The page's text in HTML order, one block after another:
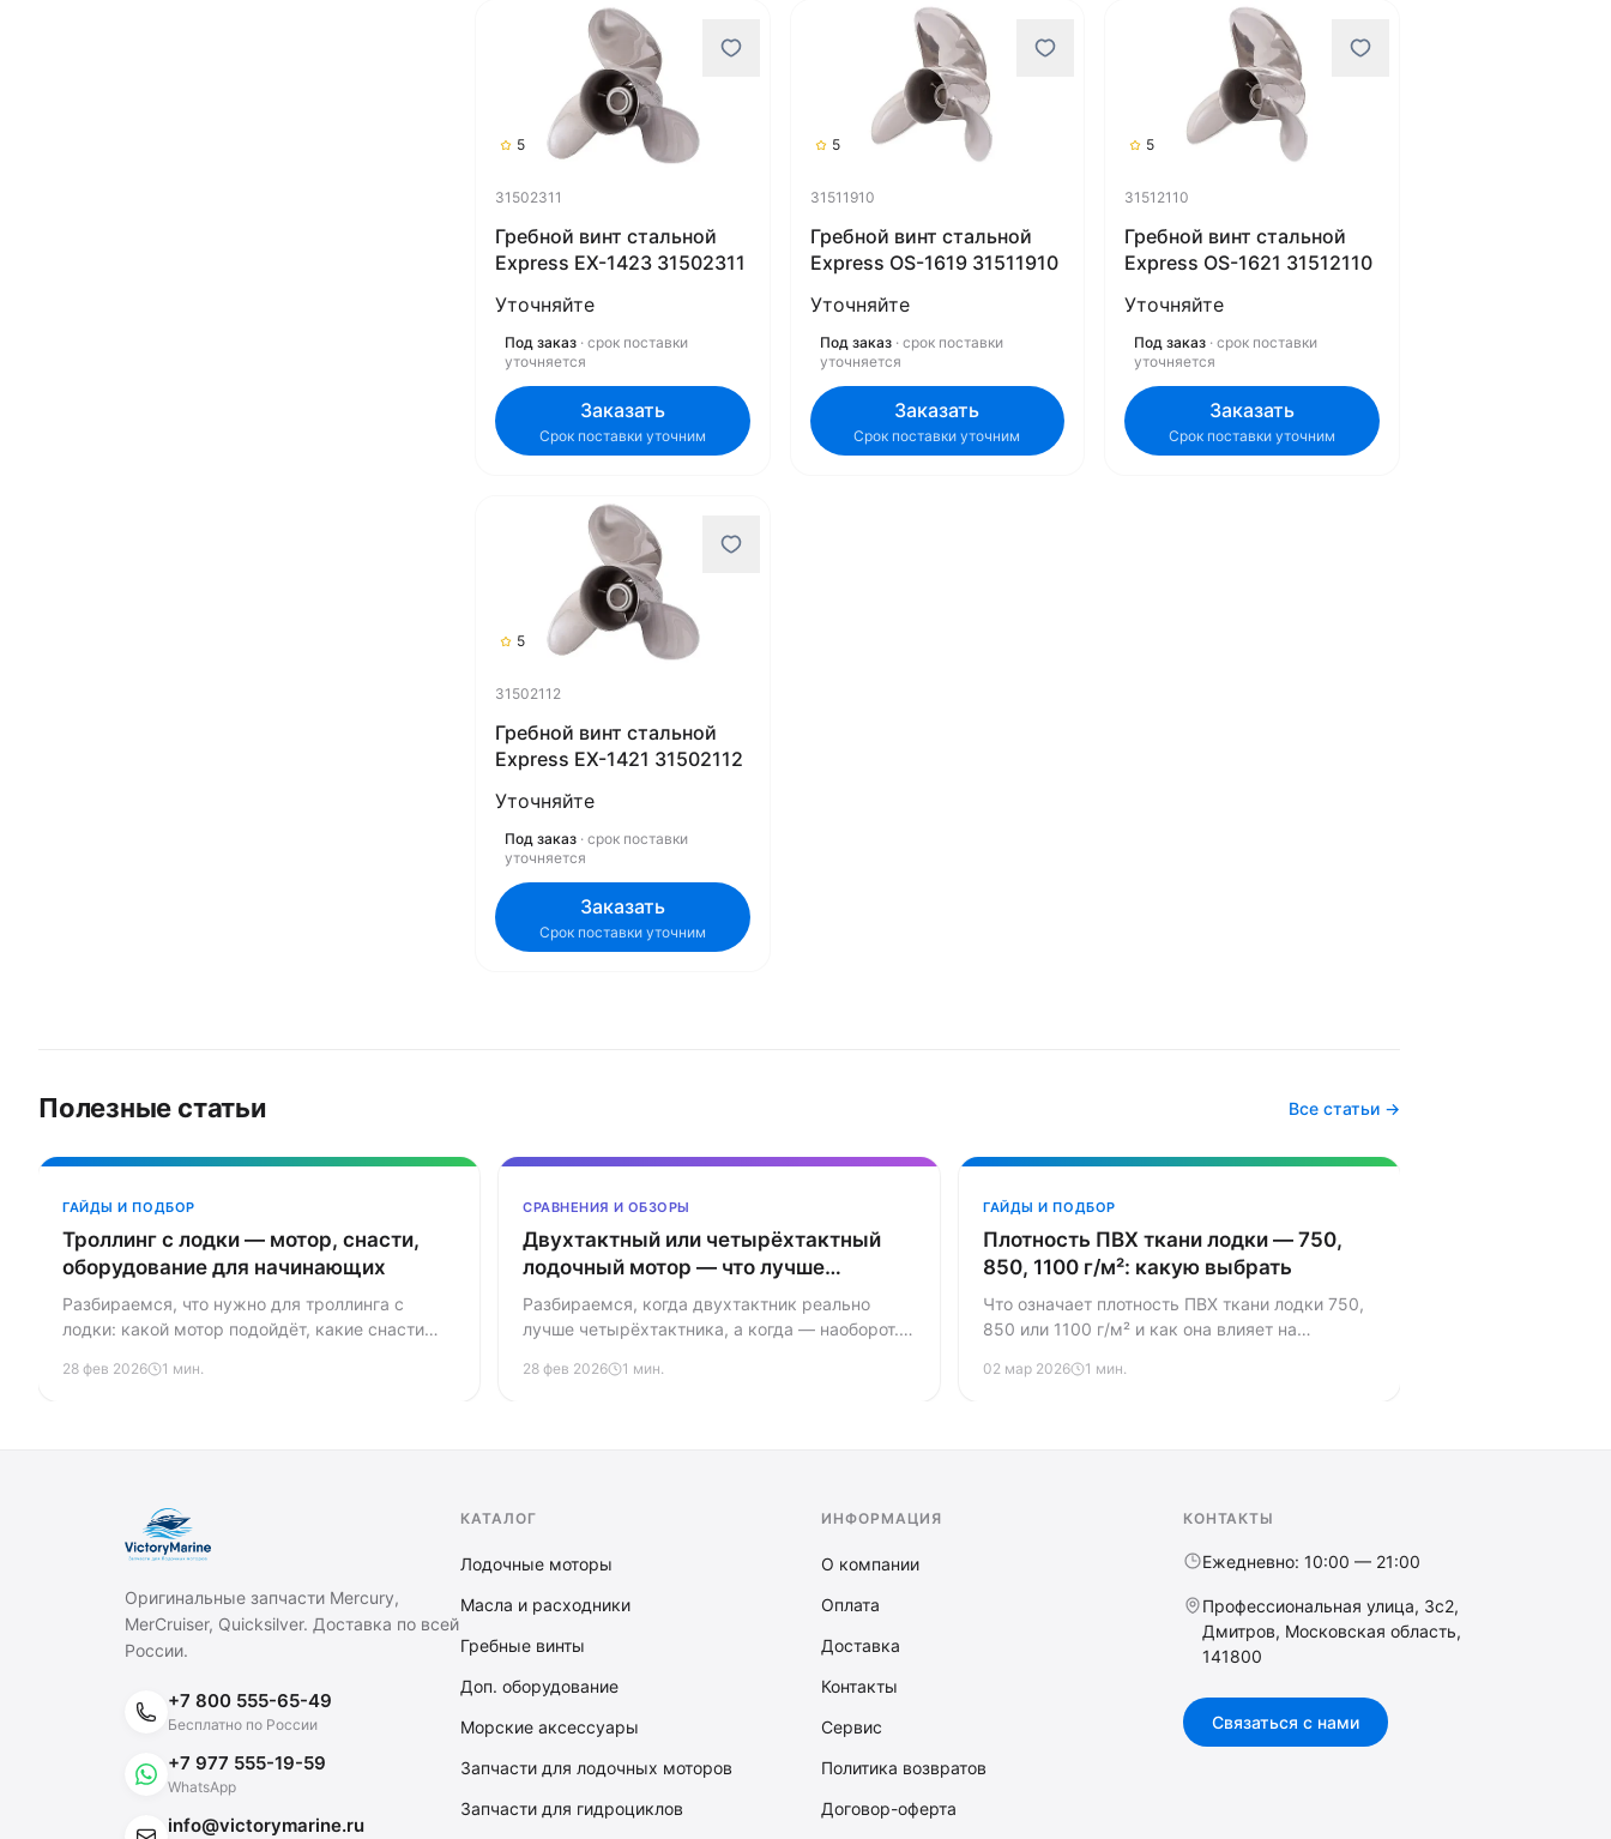
5
31502311
Гребной винт стальной
Express EX-1423 31502311
Уточняйте
Под заказ · срок поставки
уточняется
Заказать
Срок поставки уточним
5
31511910
Гребной винт стальной
Express OS-1619 31511910
Уточняйте
Под заказ· срок поставки
уточняется
Заказать
Срок поставки уточним
5
31512110
Гребной винт стальной
Express OS-1621 31512110
Уточняйте
Под заказ · срок поставки
уточняется
Заказать
Срок поставки уточним
5
31502112
Гребной винт стальной
Express EX-1421 31502112
Уточняйте
Под заказ · срок поставки
уточняется
Заказать
Срок поставки уточним
Полезные статьи Все статьи →
ГАЙДЫ И ПОДБОР
Троллинг с лодки — мотор, снасти,
оборудование для начинающих
Разбираемся, что нужно для троллинга с
лодки: какой мотор подойдёт, какие снасти
Практические советы для тех, кто только
28 фев 2026 1 мин.
СРАВНЕНИЯ И ОБЗОРЫ
Двухтактный или четырёхтактный
лодочный мотор — что лучше
выбрать
Разбираемся, когда двухтактник реально
лучше четырёхтактника, а когда — наоборот.
цифрами по расходу, весу и обслуживанию.
28 фев 2026 1 мин.
ГАЙДЫ И ПОДБОР
Плотность ПВХ ткани лодки — 750,
850, 1100 г/м²: какую выбрать
Что означает плотность ПВХ ткани лодки 750,
850 или 1100 г/м² и как она влияет на
мифы и помогаем выбрать оптимальную
02 мар 2026 1 мин.
Оригинальные запчасти Mercury,
MerCruiser, Quicksilver. Доставка по всей
России.
+7 800 555-65-49
Бесплатно по России
+7 977 555-19-59
WhatsApp
info@victorymarine.ru
КАТАЛОГ
Лодочные моторы
Масла и расходники
Гребные винты
Доп. оборудование
Морские аксессуары
Запчасти для лодочных моторов
Запчасти для гидроциклов
ИНФОРМАЦИЯ
О компании
Оплата
Доставка
Контакты
Сервис
Политика возвратов
Договор-оферта
КОНТАКТЫ
Ежедневно: 10:00 — 21:00
Профессиональная улица, 3с2,
Дмитров, Московская область,
141800
Связаться с нами